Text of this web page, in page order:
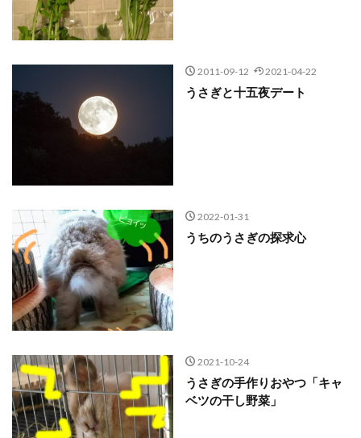
2011-09-12 2021-04-22
うさぎと十五夜デート
2022-01-31
うちのうさぎの探求心
2021-10-24
うさぎの手作りおやつ「キャ
ベツの干し野菜」